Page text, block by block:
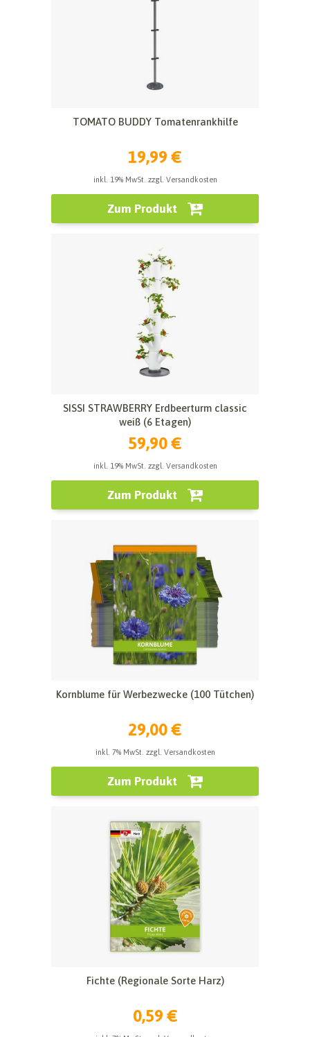
TOMATO BUDDY Tomatenrankhilfe
19,99 €
inkl. 19% MwSt. zzgl. Versandkosten
Zum Produkt
SISSI STRAWBERRY Erdbeerturm classic
weiß (6 Etagen)
59,90 €
inkl. 19% MwSt. zzgl. Versandkosten
Zum Produkt
Kornblume für Werbezwecke (100 Tütchen)
29,00 €
inkl. 7% MwSt. zzgl. Versandkosten
Zum Produkt
Fichte (Regionale Sorte Harz)
0,59 €